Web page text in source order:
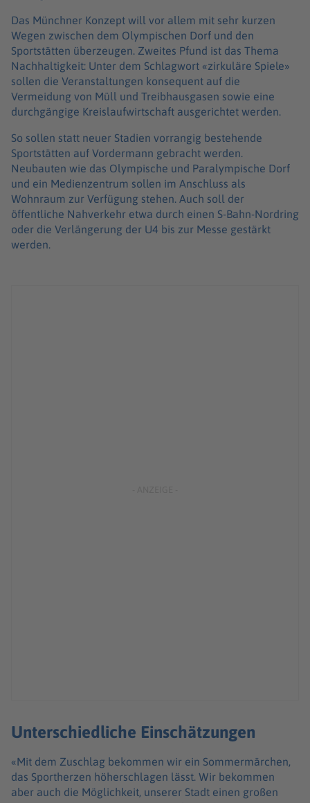
Das Münchner Konzept will vor allem mit sehr kurzen
Wegen zwischen dem Olympischen Dorf und den
Sportstätten überzeugen. Zweites Pfund ist das Thema
Nachhaltigkeit: Unter dem Schlagwort «zirkuläre Spiele»
sollen die Veranstaltungen konsequent auf die
Vermeidung von Müll und Treibhausgasen sowie eine
durchgängige Kreislaufwirtschaft ausgerichtet werden.
So sollen statt neuer Stadien vorrangig bestehende
Sportstätten auf Vordermann gebracht werden.
Neubauten wie das Olympische und Paralympische Dorf
und ein Medienzentrum sollen im Anschluss als
Wohnraum zur Verfügung stehen. Auch soll der
öffentliche Nahverkehr etwa durch einen S-Bahn-Nordring
oder die Verlängerung der U4 bis zur Messe gestärkt
werden.
Unterschiedliche Einschätzungen
«Mit dem Zuschlag bekommen wir ein Sommermärchen,
das Sportherzen höherschlagen lässt. Wir bekommen
aber auch die Möglichkeit, unserer Stadt einen großen